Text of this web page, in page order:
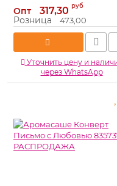
Артикул: 117438
Опт 317,30 руб
Розница 473,00
Уточнить цену и
через WhatsApp